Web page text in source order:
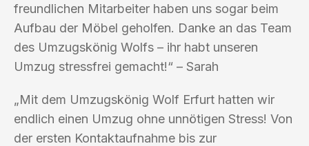
freundlichen Mitarbeiter haben uns sogar beim
Aufbau der Möbel geholfen. Danke an das Team
des Umzugskönig Wolfs – ihr habt unseren
Umzug stressfrei gemacht!“ – Sarah
„Mit dem Umzugskönig Wolf Erfurt hatten wir
endlich einen Umzug ohne unnötigen Stress! Von
der ersten Kontaktaufnahme bis zur